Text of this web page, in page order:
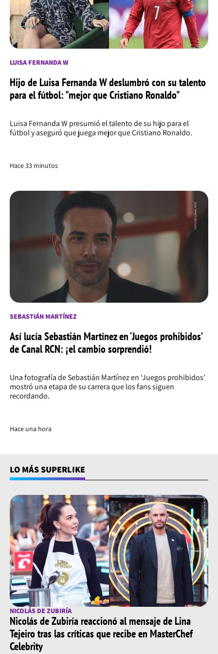
LUISA FERNANDA W
Hijo de Luisa Fernanda W deslumbró con su talento
para el fútbol: "mejor que Cristiano Ronaldo"
Luisa Fernanda W presumió el talento de su hijo para el
fútbol y aseguró que juega mejor que Cristiano Ronaldo.
Hace 33 minutos
SEBASTIÁN MARTÍNEZ
Así lucía Sebastián Martínez en ‘Juegos prohibidos’
de Canal RCN: ¡el cambio sorprendió!
Una fotografía de Sebastián Martínez en ‘Juegos prohibidos’
mostró una etapa de su carrera que los fans siguen
recordando.
Hace una hora
LO MÁS SUPERLIKE
NICOLÁS DE ZUBIRÍA
Nicolás de Zubiría reaccionó al mensaje de Lina
Tejeiro tras las críticas que recibe en MasterChef
Celebrity